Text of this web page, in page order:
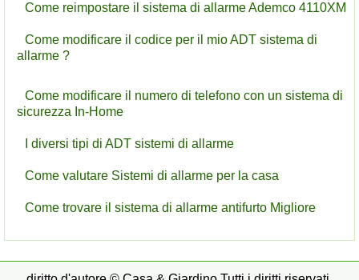
Come reimpostare il sistema di allarme Ademco 4110XM
Come modificare il codice per il mio ADT sistema di
allarme ?
Come modificare il numero di telefono con un sistema di
sicurezza In-Home
I diversi tipi di ADT sistemi di allarme
Come valutare Sistemi di allarme per la casa
Come trovare il sistema di allarme antifurto Migliore